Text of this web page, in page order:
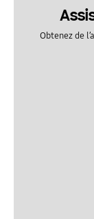
Obtenez de